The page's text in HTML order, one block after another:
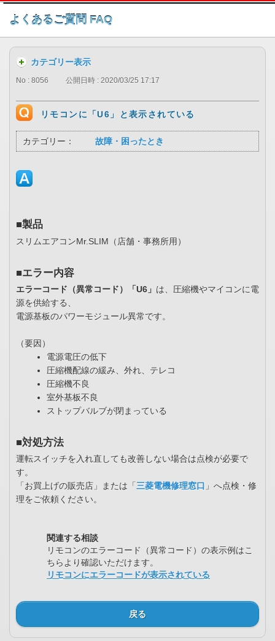
このページの本文へ
よくあるご質問 FAQ
カテゴリー表示
No : 8056 公開日時 : 2020/03/25 17:17
リモコンに「U6」と表示されている
カテゴリー： 故障・困ったとき
■製品
スリムエアコンMr.SLIM（店舗・事務所用）
■エラー内容
エラーコード（異常コード）「U6」 は、圧縮機やマイコンに電
源を供給する、
電源基板のパワーモジュール異常です。
（要因）
電源電圧の低下
圧縮機配線の緩み、外れ、テレコ
圧縮機不良
室外基板不良
ストップバルブが閉まっている
■対処方法
運転スイッチを入れ直しても改善しない場合は点検が必要で
す。
「お買上げの販売店」または「 三菱電機修理窓口 」へ点検・修
理をご依頼ください。
関連する相談
リモコンのエラーコード（異常コード）の表示例はこ
ちらより確認いただけます。
リモコンにエラーコードが表示されている
戻る